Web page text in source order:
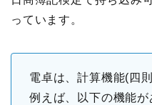
っています。
電卓は、計算機能(四
例えば、以下の機能